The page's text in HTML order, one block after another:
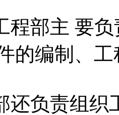
部主 要负
的编制、
负责组织